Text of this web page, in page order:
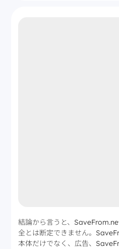
結論から言うと、
全とは断定できません。
本体だけでなく、広告、